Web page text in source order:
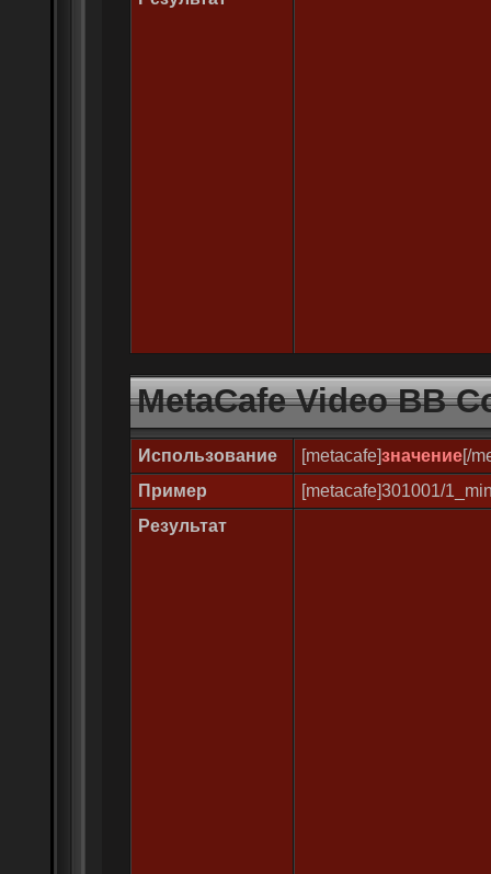
MetaCafe Video BB
Использование [metacafe]значение[/
Пример
[metacafe]301001/
Результат